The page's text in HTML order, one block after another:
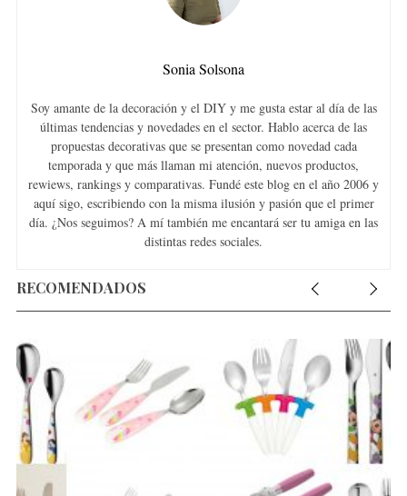
Sonia Solsona
Soy amante de la decoración y el DIY y me gusta estar al día de las
últimas tendencias y novedades en el sector. Hablo acerca de las
propuestas decorativas que se presentan como novedad cada
temporada y que más llaman mi atención, nuevos productos,
rewiews, rankings y comparativas. Fundé este blog en el año 2006 y
aquí sigo, escribiendo con la misma ilusión y pasión que el primer
día. ¿Nos seguimos? A mí también me encantará ser tu amiga en las
distintas redes sociales.
RECOMENDADOS